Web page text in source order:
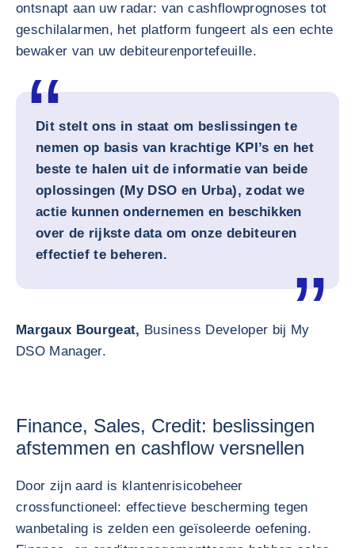
ontsnapt aan uw radar: van cashflowprognoses tot
geschilalarmen, het platform fungeert als een echte
bewaker van uw debiteurenportefeuille.
Dit stelt ons in staat om beslissingen te
nemen op basis van krachtige KPI’s en het
beste te halen uit de informatie van beide
oplossingen (My DSO en Urba), zodat we
actie kunnen ondernemen en beschikken
over de rijkste data om onze debiteuren
effectief te beheren.
Margaux Bourgeat, Business Developer bij My
DSO Manager.
Finance, Sales, Credit: beslissingen
afstemmen en cashflow versnellen
Door zijn aard is klantenrisicobeheer
crossfunctioneel: effectieve bescherming tegen
wanbetaling is zelden een geïsoleerde oefening.